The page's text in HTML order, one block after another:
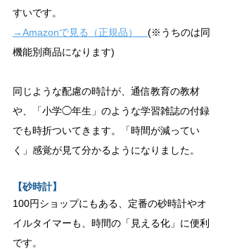
すいです。
→Amazonで見る（正規品）
(※うちのは同
機能別商品になります)
同じような配慮の時計が、通信教育の教材
や、「小学◯年生」のような学習雑誌の付録
でも時折ついてきます。「時間が減ってい
く」感覚が見て分かるようになりました。
【砂時計】
100円ショップにもある、定番の砂時計やオ
イルタイマーも、時間の「見える化」に便利
です。